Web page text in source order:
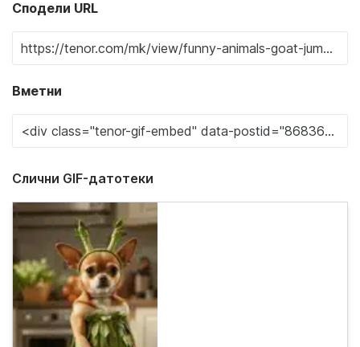
Сподели URL
Вметни
Слични GIF-датотеки